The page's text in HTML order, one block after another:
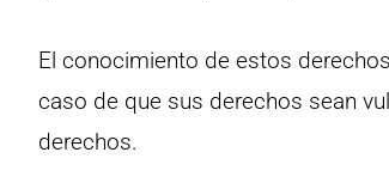
El conocimiento de estos
caso de que sus derechos sean
derechos.